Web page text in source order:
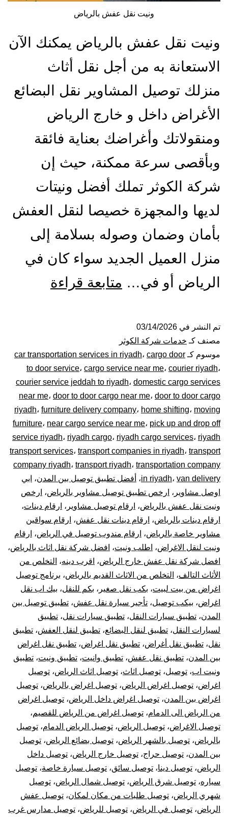
ونيت نقل عفش بالرياض
ونيت نقل عفش بالرياض يمكنك الآن
الاستعانة به من أجل نقل أثاث
منزلك توصيل المشاوير نقل البضائع
الأغراض داخل و خارج الرياض
ومنقولاتك وأغراضك بعناية فائقة
وبأقصى سرعة ممكنة، حيث إن
شركة الكوثر تملك أفضل ونيتات
لديها والمجهزة خصيصا لنقل العفش
بأمان وضمان وصوله بسلامة إلى
منزل العميل الجديد سواء كان في
الرياض أو في… متابعة قراءة
بالرياض|
–
توصيل
نقل
البضائع
الأغراض
داخل
و
خارج
الرياض
تم النشر في 03/14/2026
مصنف كـ خدمات شركة الكوثر
موسوم كـ
car transportation services in riyadh، cargo door
to door service، cargo service near me، courier riyadh،
courier service jeddah to riyadh، domestic cargo services
near me، door to door cargo near me، door to door cargo
riyadh، furniture delivery company، home shifting، moving
furniture، near cargo service near me، pick up and drop off
service riyadh، riyadh cargo، riyadh cargo services، riyadh
transport services، transport companies in riyadh، transport
company riyadh، transport riyadh، transportation company
in riyadh، van delivery ، أفضل تطبيق توصيل بين المدن، ابي
اوصل مشاوير ، ارخص تطبيق توصيل مشاوير بالرياض، ارخص
ونيت نقل عفش بالرياض، ارقام توصيل مشاوير ، ارقام دينات،
ارقام دينات بالرياض، ارقام دينات نقل عفش، ارقام سواقين
مشاوير خاصة بالرياض، ارقام مندوب توصيل في الرياض، ارقام
ونيت لنقل الاغراض، اطلب ونيت، افضل شركة نقل اثاث بالرياض،
افضل شركة نقل عفش خارج الرياض، اقرب دينه، التخلص من
الأثاث التالف، التخلص من الاثاث القديم بالرياض، برنامج توصيل
اغراض من بيت لبيت، بكب نقل صغير ، بكم للنقل، بيك اب نقل
اغراض، بيكب توصيل، تأجير سيارة نقل عفش، تطبيق توصيل بين
المدن، تطبيق سيارات النقل، تطبيق سيارات نقل، تطبيق
لسيارات النقل، تطبيق لنقل البضائع، تطبيق لنقل العفش، تطبيق
نقل، تطبيق نقل أغراض، تطبيق نقل اغراض، تطبيق نقل اغراض
بين المدن، تطبيق نقل عفش، تطبيق وانيت، تطبيق ونيت، تطبيق
ونيت اب، توصيل، توصيل اثاث، توصيل اثاث الرياض، توصيل
اغراض، توصيل اغراض الرياض، توصيل اغراض بالرياض، توصيل
اغراض بين المدن، توصيل اغراض داخل الرياض، توصيل اغراض
من الرياض الى الدمام، توصيل اغراض من الرياض للقصيم،
توصيل الاغراض، توصيل الرياض، توصيل الرياض الدمام، توصيل
بالرياض، توصيل بالشهر الرياض، توصيل بضائع الرياض، توصيل
بين المدن، توصيل حراج، توصيل خارج الرياض، توصيل داخل
الرياض، توصيل دينا، توصيل سائق، توصيل سيارة خاصة، توصيل
سياره، توصيل شرق الرياض، توصيل شمال الرياض، توصيل
شهري الرياض، توصيل طلبات من مكان لمكان، توصيل عفش
الرياض، توصيل في الرياض، توصيل للرياض، توصيل مدارس غرب